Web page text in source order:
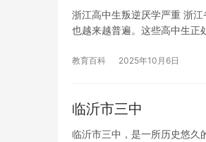
浙江高中生叛逆厌学严重 浙
也越来越普遍。这些高中生
教育百科 2025年10月6日
临沂市三中
临沂市三中，是一所历史悠久